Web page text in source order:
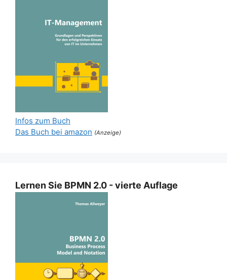
Infos zum Buch
Das Buch bei amazon (Anzeige)
Lernen Sie BPMN 2.0 - vierte Auflage